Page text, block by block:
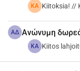
KA Kiitoksia! //
ΑΔ Ανώνυμη
KA Kiitos